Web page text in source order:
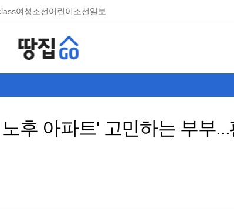
여성조선어린이조선일보
후 아파트' 고민하는 부부